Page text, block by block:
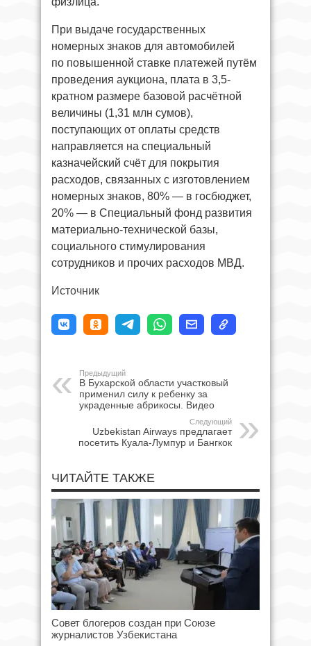
При выдаче государственных
номерных знаков для автомобилей
по повышенной ставке платежей путём
проведения аукциона, плата в 3,5-
кратном размере базовой расчётной
величины (1,31 млн сумов),
поступающих от оплаты средств
направляется на специальный
казначейский счёт для покрытия
расходов, связанных с изготовлением
номерных знаков, 80% — в госбюджет,
20% — в Специальный фонд развития
материально-технической базы,
социального стимулирования
сотрудников и прочих расходов МВД.
Источник
Предыдущий
В Бухарской области участковый
применил силу к ребенку за
украденные абрикосы. Видео
Следующий
Uzbekistan Airways предлагает
посетить Куала-Лумпур и Бангкок
ЧИТАЙТЕ ТАКЖЕ
Совет блогеров создан при Союзе
журналистов Узбекистана